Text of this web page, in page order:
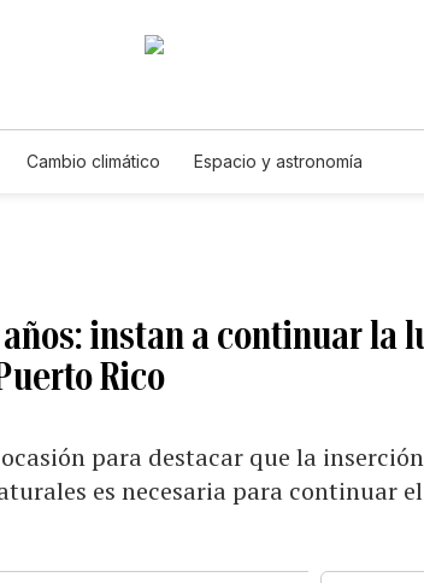
Cambio climático Espacio y astronomía
instan a continuar la
Rico
para destacar que la
es necesaria para continuar